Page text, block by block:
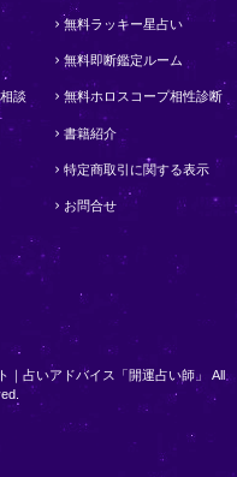
談
無料ラッキー星占い
無料即断鑑定ルーム
無料ホロスコープ相性診断
書籍紹介
特定商取引に関する表示
お問合せ
｜占いアドバイス「開運占い師」 All